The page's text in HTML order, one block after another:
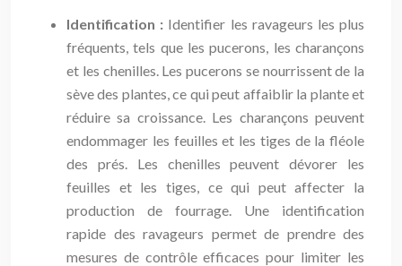
Identification : Identifier les ravageurs les plus
fréquents, tels que les pucerons, les charançons
et les chenilles. Les pucerons se nourrissent de la
sève des plantes, ce qui peut affaiblir la plante et
réduire sa croissance. Les charançons peuvent
endommager les feuilles et les tiges de la fléole
des prés. Les chenilles peuvent dévorer les
feuilles et les tiges, ce qui peut affecter la
production de fourrage. Une identification
rapide des ravageurs permet de prendre des
mesures de contrôle efficaces pour limiter les